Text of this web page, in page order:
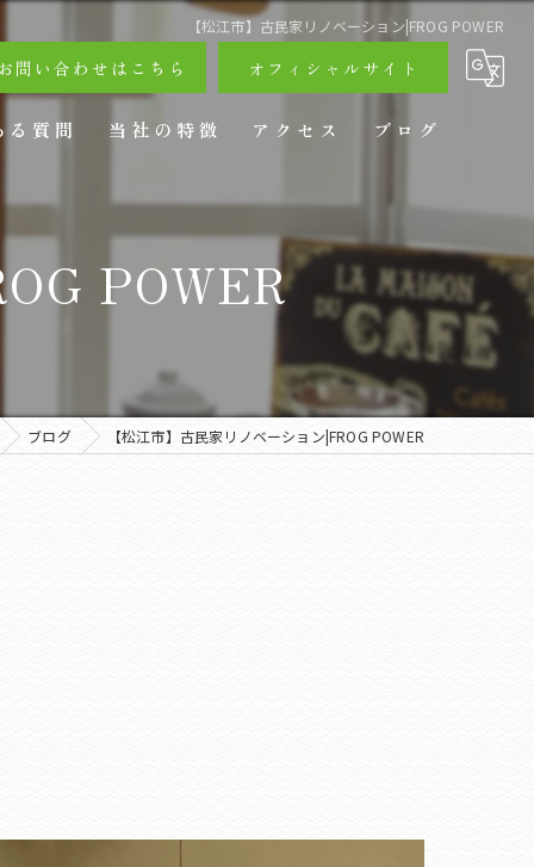
【松江市】古民家リノベーション|FROG POWER
問い合わせはこちら オフィシャルサイト
る質問 当社の特徴
リフォーム
エクステリア
アクセス ブログ
POWER
ブログ 【松江市】古民家リノベーション|FROG POWER